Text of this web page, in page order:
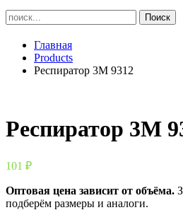
Главная
Products
Респиратор 3М 9312
Респиратор 3М
101 ₽
Оптовая цена зависит от объёма.
подберём размеры и аналоги.